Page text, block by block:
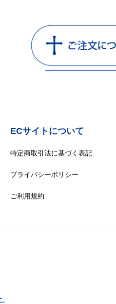
ECサイトについて
特定商取引法に基づく表記
プライバシーポリシー
ご利用規約